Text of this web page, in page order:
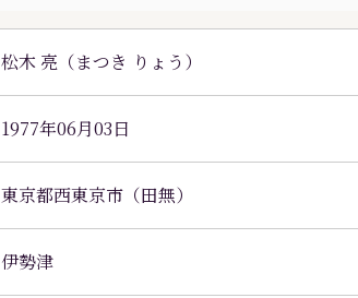
松木 亮 （まつき りょう ）
1977年06月03日
東京都西東京市（田無）
伊勢津